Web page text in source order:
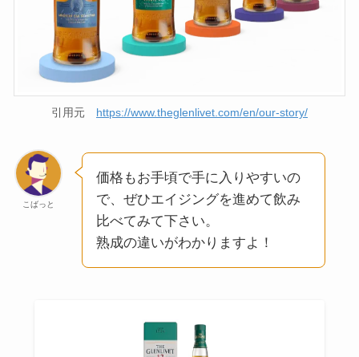
引用元 https://www.theglenlivet.com/en/our-story/
こばっと
価格もお手頃で手に入りやすいの
で、ぜひエイジングを進めて飲み
比べてみて下さい。
熟成の違いがわかりますよ！